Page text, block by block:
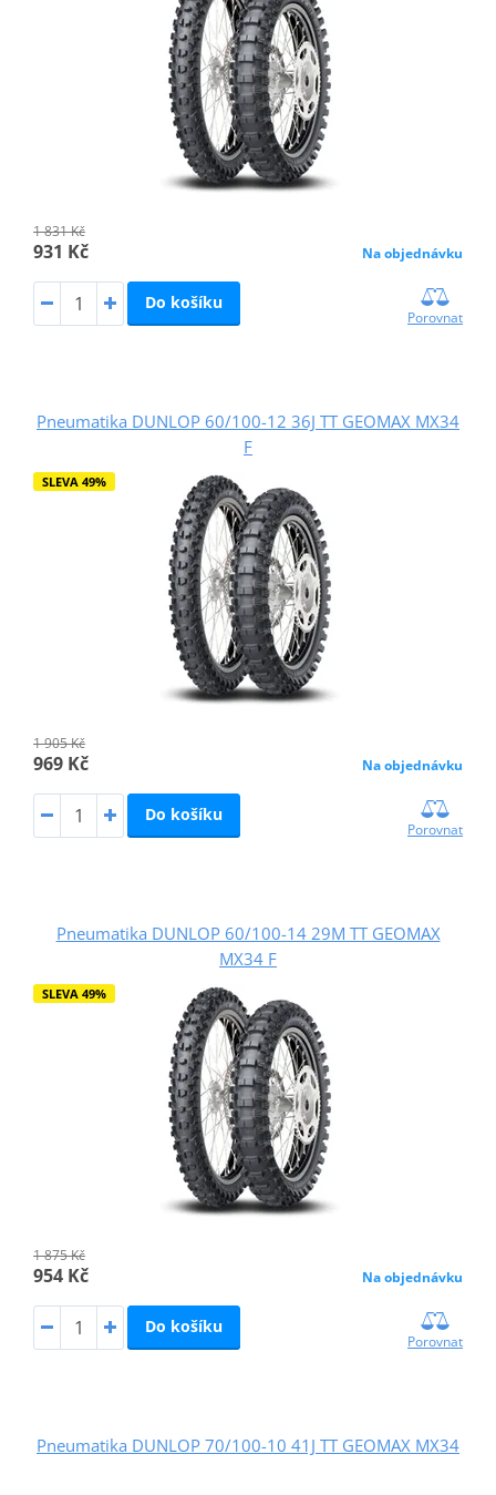
1 831 Kč
931 Kč Na objednávku
Do košíku
Porovnat
Pneumatika DUNLOP 60/100-12 36J TT GEOMAX MX34
F
SLEVA 49%
1 905 Kč
969 Kč Na objednávku
Do košíku
Porovnat
Pneumatika DUNLOP 60/100-14 29M TT GEOMAX
MX34 F
SLEVA 49%
1 875 Kč
954 Kč Na objednávku
Do košíku
Porovnat
Pneumatika DUNLOP 70/100-10 41J TT GEOMAX MX34